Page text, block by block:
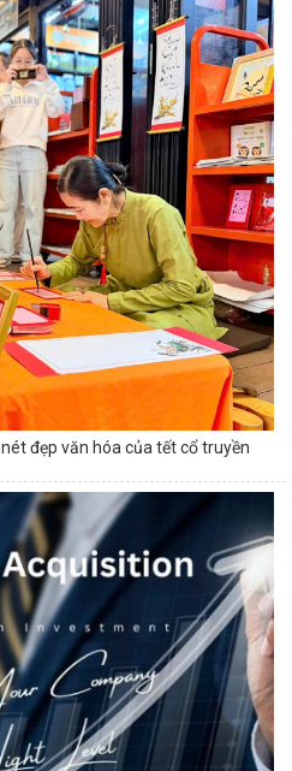
đẹp văn hóa của tết cổ truyền